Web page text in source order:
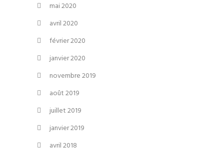
mai 2020
avril 2020
février 2020
janvier 2020
novembre 2019
août 2019
juillet 2019
janvier 2019
avril 2018